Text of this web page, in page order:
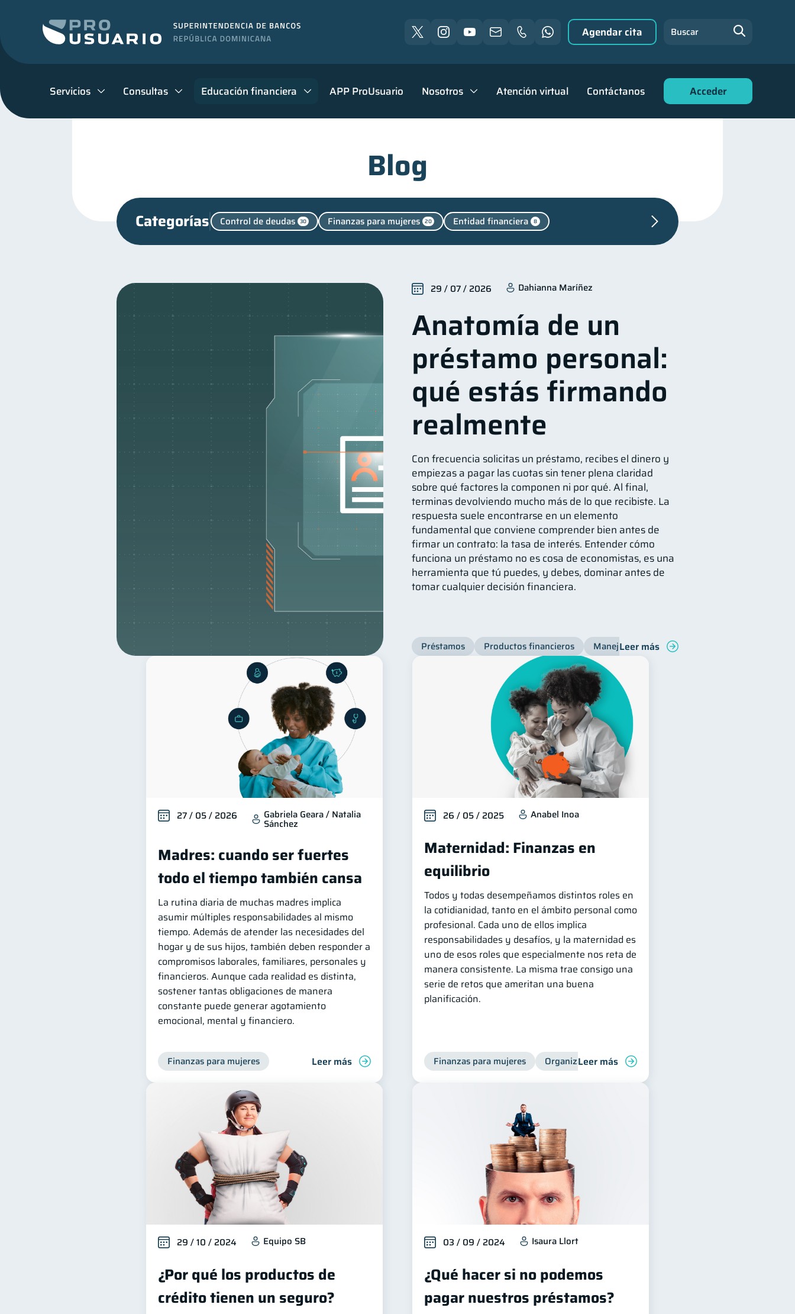
Servicios Consultas Educación financiera APP ProUsuario Nosotros Atención virtual Contáctanos Acceder
Agendar cita Buscar
Blog
Categorías Control de deudas 30 Finanzas para mujeres 20 Entidad financiera 8
Deudas Préstamos Ahorro Consejos 6 Tarjeta de crédito Historial crediticio
Ciberseguridad 5 Servicios Derechos & Deberes Superintendencia de Bancos
Criptomonedas Cuenta Abandonada 2 Inversiones Cuenta Inactiva Finanzas Personales 1
Educación Financiera Fraudes Información financiera 1 inversiones 1
ahorro Gasto responsable información financiera
29 / 07 / 2026 Dahianna Maríñez
Anatomía de un
préstamo personal:
qué estás firmando
realmente
Con frecuencia solicitas un préstamo, recibes el dinero y
empiezas a pagar las cuotas sin tener plena claridad
sobre qué factores la componen ni por qué. Al final,
terminas devolviendo mucho más de lo que recibiste. La
respuesta suele encontrarse en un elemento
fundamental que conviene comprender bien antes de
firmar un contrato: la tasa de interés. Entender cómo
funciona un préstamo no es cosa de economistas, es una
herramienta que tú puedes, y debes, dominar antes de
tomar cualquier decisión financiera.
Préstamos Productos financieros Manejo de deudas
Leer más
27 / 05 / 2026 Gabriela Geara / Natalia
Sánchez
Madres: cuando ser fuertes
todo el tiempo también cansa
La rutina diaria de muchas madres implica
asumir múltiples responsabilidades al mismo
tiempo. Además de atender las necesidades del
hogar y de sus hijos, también deben responder a
compromisos laborales, familiares, personales y
financieros. Aunque cada realidad es distinta,
sostener tantas obligaciones de manera
constante puede generar agotamiento
emocional, mental y financiero.
Finanzas para mujeres Leer más
26 / 05 / 2025 Anabel Inoa
Maternidad: Finanzas en
equilibrio
Todos y todas desempeñamos distintos roles en
la cotidianidad, tanto en el ámbito personal como
profesional. Cada uno de ellos implica
responsabilidades y desafíos, y la maternidad es
uno de esos roles que especialmente nos reta de
manera consistente. La misma trae consigo una
serie de retos que ameritan una buena
planificación.
Finanzas para mujeres Organización Financiera
Leer más
29 / 10 / 2024 Equipo SB
¿Por qué los productos de
crédito tienen un seguro?
03 / 09 / 2024 Isaura Llort
¿Qué hacer si no podemos
pagar nuestros préstamos?